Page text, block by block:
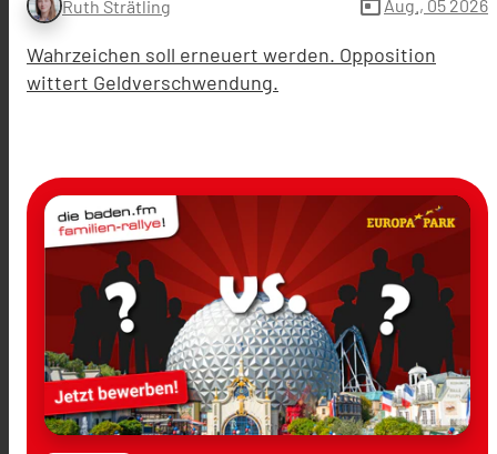
Ruth Strätling today Aug., 05 2026
Wahrzeichen soll erneuert werden. Opposition
wittert Geldverschwendung.